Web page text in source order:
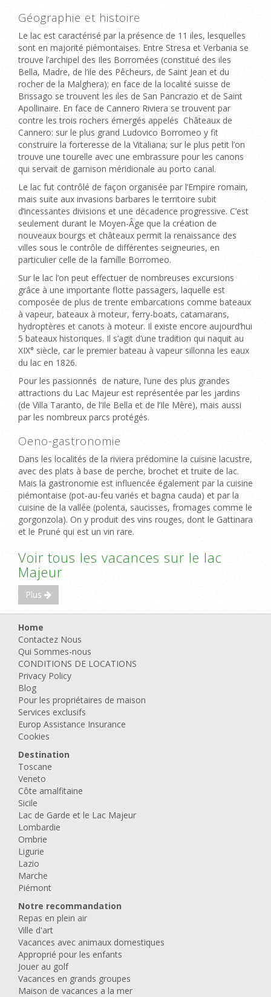
Géographie et histoire
Le lac est caractérisé par la présence de 11 iles, lesquelles
sont en majorité piémontaises. Entre Stresa et Verbania se
trouve l’archipel des Iles Borromées (constitué des iles
Bella, Madre, de l’ile des Pêcheurs, de Saint Jean et du
rocher de la Malghera); en face de la localité suisse de
Brissago se trouvent les iles de San Pancrazio et de Saint
Apollinaire. En face de Cannero Riviera se trouvent par
contre les trois rochers émergés appelés Châteaux de
Cannero: sur le plus grand Ludovico Borromeo y fit
construire la forteresse de la Vitaliana; sur le plus petit l’on
trouve une tourelle avec une embrassure pour les canons
qui servait de garnison méridionale au porto canal.
Le lac fut contrôlé de façon organisée par l’Empire romain,
mais suite aux invasions barbares le territoire subit
d’incessantes divisions et une décadence progressive. C’est
seulement durant le Moyen-Âge que la création de
nouveaux bourgs et châteaux permit la renaissance des
villes sous le contrôle de différentes seigneuries, en
particulier celle de la famille Borromeo.
Sur le lac l’on peut effectuer de nombreuses excursions
grâce à une importante flotte passagers, laquelle est
composée de plus de trente embarcations comme bateaux
à vapeur, bateaux à moteur, ferry-boats, catamarans,
hydroptères et canots à moteur. Il existe encore aujourd’hui
5 bateaux historiques. Il s’agit d’une tradition qui naquit au
XIX° siècle, car le premier bateau à vapeur sillonna les eaux
du lac en 1826.
Pour les passionnés de nature, l’une des plus grandes
attractions du Lac Majeur est représentée par les jardins
(de Villa Taranto, de l’Ile Bella et de l’Ile Mère), mais aussi
par les nombreux parcs protégés.
Oeno-gastronomie
Dans les localités de la riviera prédomine la cuisine lacustre,
avec des plats à base de perche, brochet et truite de lac.
Mais la gastronomie est influencée également par la cuisine
piémontaise (pot-au-feu variés et bagna cauda) et par la
cuisine de la vallée (polenta, saucisses, fromages comme le
gorgonzola). On y produit des vins rouges, dont le Gattinara
et le Pruné qui est un vin rare.
Voir tous les vacances sur le lac
Majeur
Plus
Home
Contactez Nous
Qui Sommes-nous
CONDITIONS DE LOCATIONS
Privacy Policy
Blog
Pour les propriétaires de maison
Services exclusifs
Europ Assistance Insurance
Cookies
Destination
Toscane
Veneto
Côte amalfitaine
Sicile
Lac de Garde et le Lac Majeur
Lombardie
Ombrie
Ligurie
Lazio
Marche
Piémont
Notre recommandation
Repas en plein air
Ville d'art
Vacances avec animaux domestiques
Approprié pour les enfants
Jouer au golf
Vacances en grands groupes
Maison de vacances a la mer